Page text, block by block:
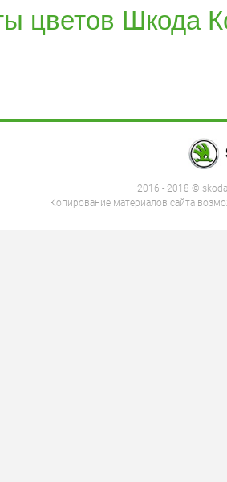
цветов Шкода
2016 - 2018 ©
Копирование материалов сайта